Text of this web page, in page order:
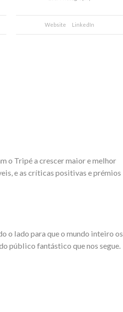
Website LinkedIn
o Tripé a crescer maior e melhor
e as críticas positivas e prémios
o lado para que o mundo inteiro os
público fantástico que nos segue.